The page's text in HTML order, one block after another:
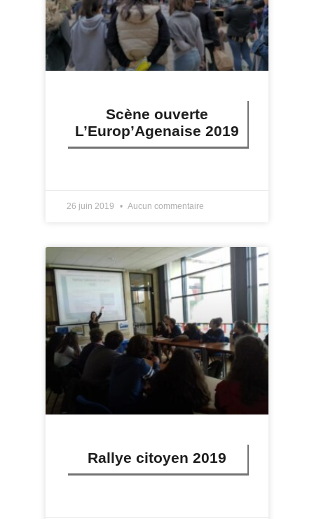
Scène ouverte
L’Europ’Agenaise 2019
26 juin 2019 Aucun commentaire
Rallye citoyen 2019